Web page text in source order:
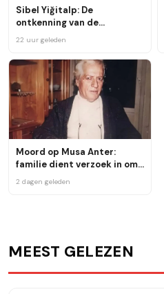
Sibel Yiğitalp: De
ontkenning van de
Koerdische identiteit heeft
haar maatschappelijke
basis verloren
22 uur geleden
Moord op Musa Anter:
familie dient verzoek in om
de zaak te heropenen
2 dagen geleden
MEEST GELEZEN